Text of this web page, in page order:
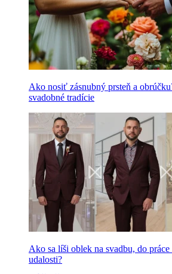
Ako nosiť zásnubný prsteň a
svadobné tradície
Ako sa líši oblek na svadbu, do práce
udalosti?